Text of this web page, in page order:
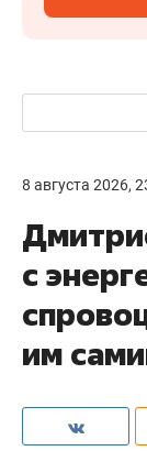
8 августа 2026,
с
им